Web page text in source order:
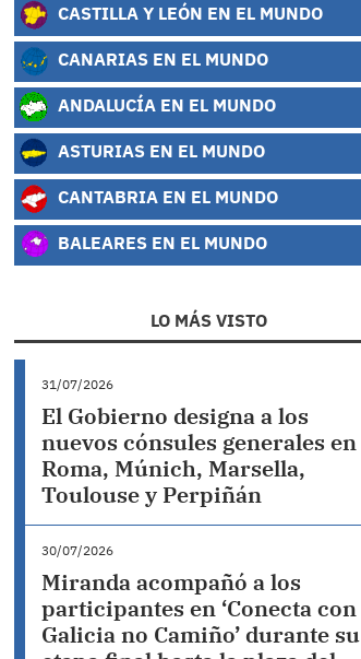
CASTILLA Y LEÓN EN EL MUNDO
CANARIAS EN EL MUNDO
ANDALUCÍA EN EL MUNDO
ASTURIAS EN EL MUNDO
CANTABRIA EN EL MUNDO
BALEARES EN EL MUNDO
LO MÁS VISTO
31/07/2026
El Gobierno designa a los
nuevos cónsules generales en
Roma, Múnich, Marsella,
Toulouse y Perpiñán
30/07/2026
Miranda acompañó a los
participantes en ‘Conecta con
Galicia no Camiño’ durante su